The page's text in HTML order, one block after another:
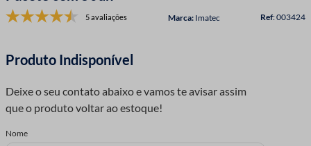
5 avaliações Imatec :003424